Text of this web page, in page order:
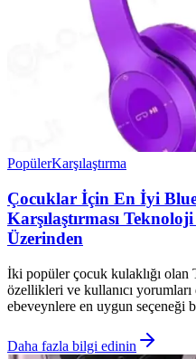
PopülerKarşılaştırma
Çocuklar İçin En İyi
Karşılaştırması
Üzerinden
İki popüler çocuk kulaklığı
özellikleri ve kullanıcı yorumları
ebeveynlere en uygun seçeneği
Daha fazla bilgi edinin